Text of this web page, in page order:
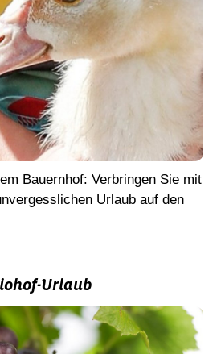
Bauernhof: Verbringen Sie mit
Urlaub auf den
Urlaub